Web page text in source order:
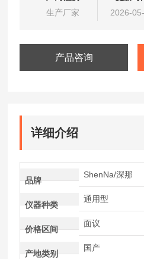
确保清洗的精准度和可靠性。
生产厂家
2026-
产品咨询
详细介绍
品牌
ShenNa/深那
仪器种类
通用型
价格区间
面议
产地类别
国产